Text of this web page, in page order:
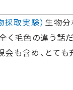
取実験） 生物
毛色の違う話
も含め、とても